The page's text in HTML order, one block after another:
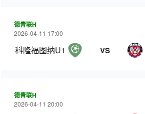
德青联H
2026-04-11 17:00
科隆福图纳U19 VS
德青联H
2026-04-11 20:00